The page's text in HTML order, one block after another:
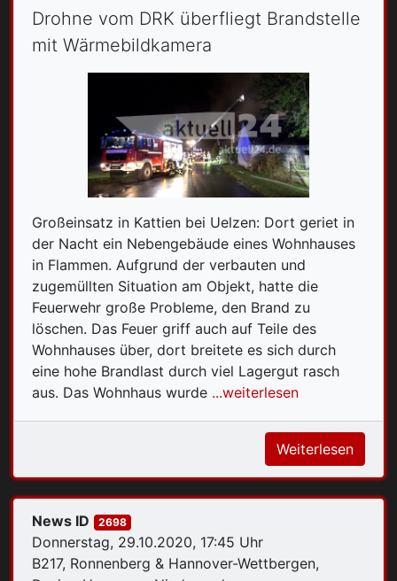
Drohne vom DRK überfliegt Brandstelle
mit Wärmebildkamera
Großeinsatz in Kattien bei Uelzen: Dort geriet in
der Nacht ein Nebengebäude eines Wohnhauses
in Flammen. Aufgrund der verbauten und
zugemüllten Situation am Objekt, hatte die
Feuerwehr große Probleme, den Brand zu
löschen. Das Feuer griff auch auf Teile des
Wohnhauses über, dort breitete es sich durch
eine hohe Brandlast durch viel Lagergut rasch
aus. Das Wohnhaus wurde ...weiterlesen
Weiterlesen
Donnerstag, 29.10.2020, 17:45 Uhr
B217, Ronnenberg & Hannover-Wettbergen,
News ID 2698